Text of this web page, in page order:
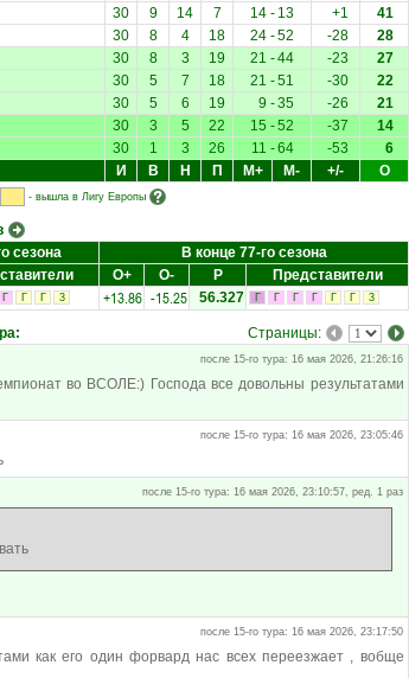
30 9 14 7 14 - 13 +1
41
30 8 4 18 24 -52 -28
28
30 8 3 19 21 -44 -23
27
30 5 7 18 21 -51 -30
22
30 5 6 19 9 -35 -26
21
30 3 5 22 15 -52 -37
14
30 1 3 26 11 -64 -53
6
И В Н П М+ М- +/- О
- вышла в Лигу Европы
сезона
В конце 77-го сезона
О+ О- Р Представители
Г Г Г 3 +13.86 -15.25 56.327 Г Г Г Г Г Г 3
: Страницы:
после 15-го тура: 16 мая 2026, 21:26:16
во ВСОЛЕ:) Господа все довольны результатами
после 15-го тура: 16 мая 2026, 23:05:46
после 15-го тура: 16 мая 2026, 23:10:57, ред. 1 раз
после 15-го тура: 16 мая 2026, 23:17:50
как его один форвард нас всех переезжает , вобще